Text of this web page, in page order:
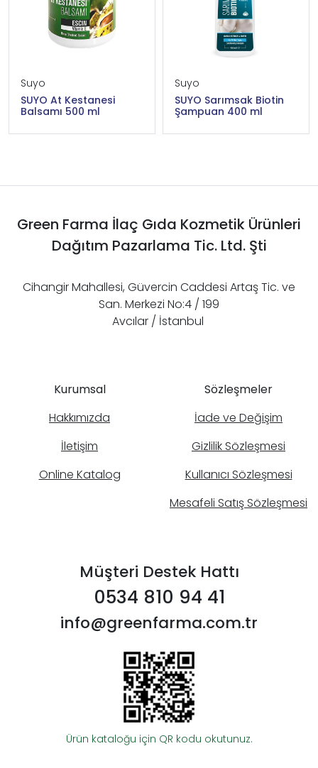
Suyo
SUYO At Kestanesi
Balsamı 500 ml
Suyo
SUYO Sarımsak Biotin
Şampuan 400 ml
Green Farma İlaç Gıda Kozmetik Ürünleri
Dağıtım Pazarlama Tic. Ltd. Şti
Cihangir Mahallesi, Güvercin Caddesi Artaş Tic. ve
San. Merkezi No:4 / 199
Avcılar / İstanbul
Kurumsal
Hakkımızda
İletişim
Online Katalog
Sözleşmeler
İade ve Değişim
Gizlilik Sözleşmesi
Kullanıcı Sözleşmesi
Mesafeli Satış Sözleşmesi
Müşteri Destek Hattı
0534 810 94 41
info@greenfarma.com.tr
Ürün kataloğu için QR kodu okutunuz.